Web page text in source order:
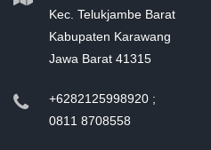
Kec. Telukjambe Barat
Kabupaten Karawang
Jawa Barat 41315
+6282125998920 ;
0811 8708558